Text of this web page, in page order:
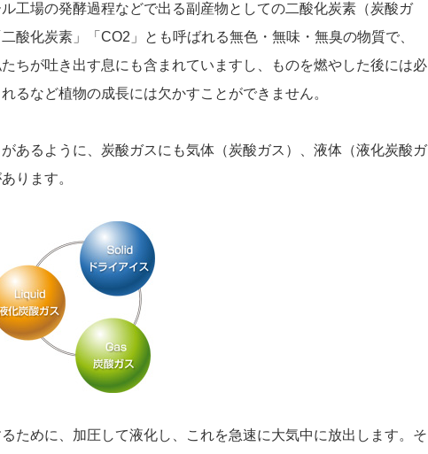
工場の発酵過程などで出る副産物としての二酸化炭素（炭酸ガ
酸化炭素」「CO2」とも呼ばれる無色・無味・無臭の物質で、
ちが吐き出す息にも含まれていますし、ものを燃やした後には必
るなど植物の成長には欠かすことができません。
あるように、炭酸ガスにも気体（炭酸ガス）、液体（液化炭酸ガ
ります。
ために、加圧して液化し、これを急速に大気中に放出します。そ